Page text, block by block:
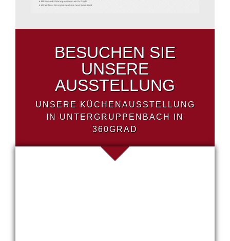
BESUCHEN SIE
UNSERE
AUSSTELLUNG
UNSERE KÜCHENAUSSTELLUNG
IN UNTERGRUPPENBACH IN
360GRAD